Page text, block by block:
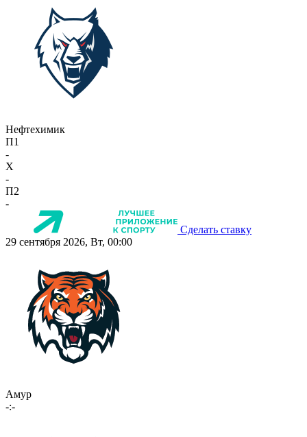
Нефтехимик
П1
-
X
-
П2
-
Сделать ставку
29 сентября 2026, Вт, 00:00
Амур
-:-